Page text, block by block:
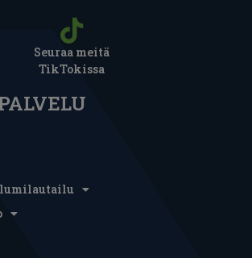
Seuraa meitä
TikTokissa
lumilautailu